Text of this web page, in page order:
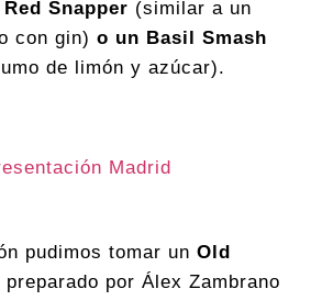
Snapper (similar a un
con gin) o un Basil Smash
de limón y azúcar).
pudimos tomar un Old
por Álex Zambrano